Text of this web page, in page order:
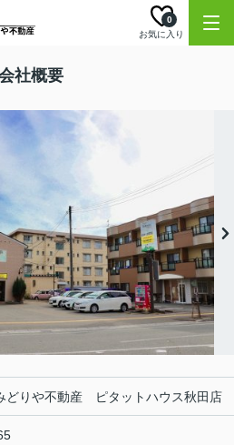
お気に入り
0
社概要
どりや不動産 ピタットハウス秋田店